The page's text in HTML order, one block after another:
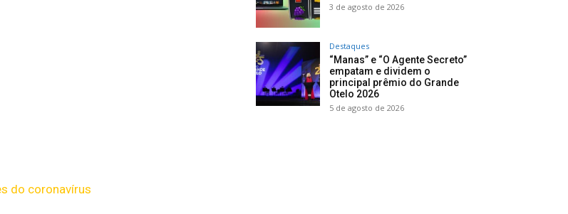
do coronavírus
3 de agosto de 2026
Destaques
“Manas” e “O Agente Secreto”
empatam e dividem o
principal prêmio do Grande
Otelo 2026
5 de agosto de 2026